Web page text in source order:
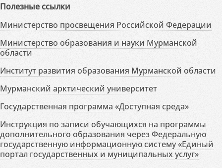
Полезные ссылки
Министерство просвещения Российской Федерации
Министерство образования и науки Мурманской
области
Институт развития образования Мурманской области
Мурманский арктический университет
Государственная программа «Доступная среда»
Инструкция по записи обучающихся на программы
дополнительного образования через Федеральную
государственную информационную систему «Единый
портал государственных и муниципальных услуг»